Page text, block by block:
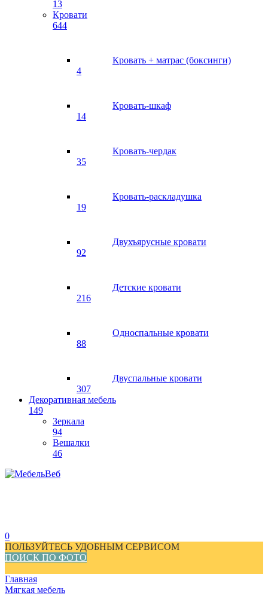
13
Кровати
644
Кровать + матрас (боксинги)
4
Кровать-шкаф
14
Кровать-чердак
35
Кровать-раскладушка
19
Двухъярусные кровати
92
Детские кровати
216
Односпальные кровати
88
Двуспальные кровати
307
Декоративная мебель
149
Зеркала
94
Вешалки
46
0
ПОЛЬЗУЙТЕСЬ УДОБНЫМ СЕРВИСОМ
ПОИСК ПО ФОТО
Главная
Мягкая мебель